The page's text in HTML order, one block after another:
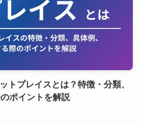
トプレイスとは？特徴・分類、
ポイントを解説